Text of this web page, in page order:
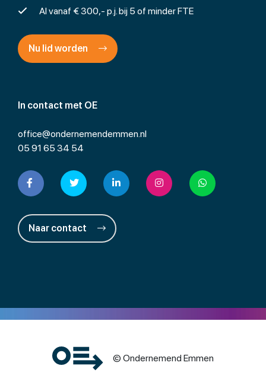
In contact met OE
office@ondernemendemmen.nl
05 91 65 34 54
Naar contact
Al vanaf € 300,- p.j. bij 5 of minder FTE
Nu lid worden
© Ondernemend Emmen